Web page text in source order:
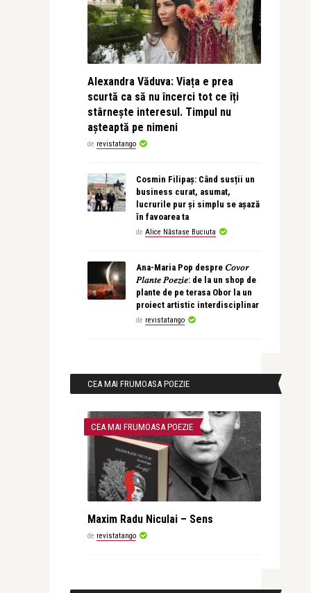
Alexandra Văduva: Viața e prea
scurtă ca să nu încerci tot ce îți
stârnește interesul. Timpul nu
așteaptă pe nimeni
de revistatango
Cosmin Filipaș: Când susții un
business curat, asumat,
lucrurile pur și simplu se așază
în favoarea ta
de Alice Năstase Buciuta
Ana-Maria Pop despre 𝐶𝑜𝑣𝑜𝑟
𝑃𝑙𝑎𝑛𝑡𝑒 𝑃𝑜𝑒𝑧𝑖𝑒: de la un shop de
plante de pe terasa Obor la un
proiect artistic interdisciplinar
de revistatango
CEA MAI FRUMOASA POEZIE
CEA MAI FRUMOASA POEZIE
Maxim Radu Niculai – Sens
de revistatango